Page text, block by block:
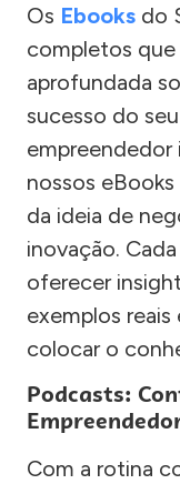
Os Ebooks do
completos
aprofundada
sucesso do
empreendedor
nossos
da ideia de
inovação.
oferecer
exemplos
colocar o
Podcasts:
Com a rotina